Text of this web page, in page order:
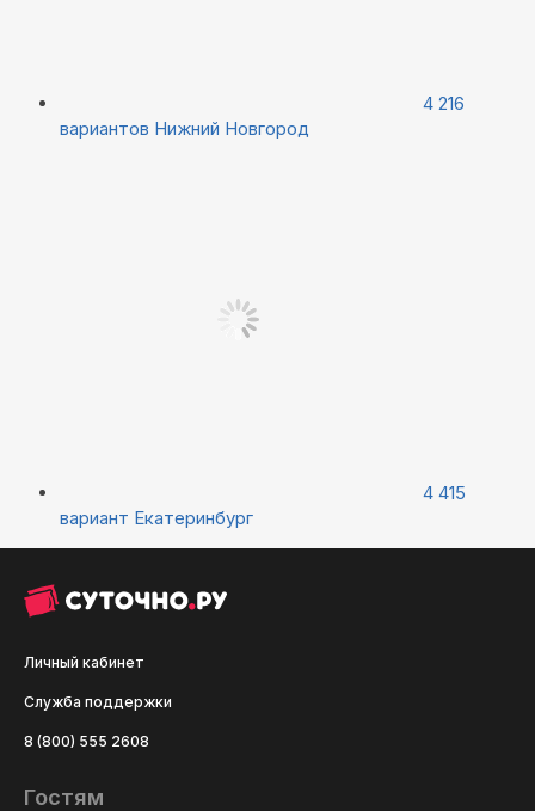
4 216
вариантов Нижний Новгород
4 415
вариант Екатеринбург
Личный кабинет
Служба поддержки
8 (800) 555 2608
Гостям